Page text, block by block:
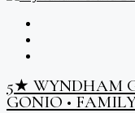
5★ WYNDHAM
GONIO •